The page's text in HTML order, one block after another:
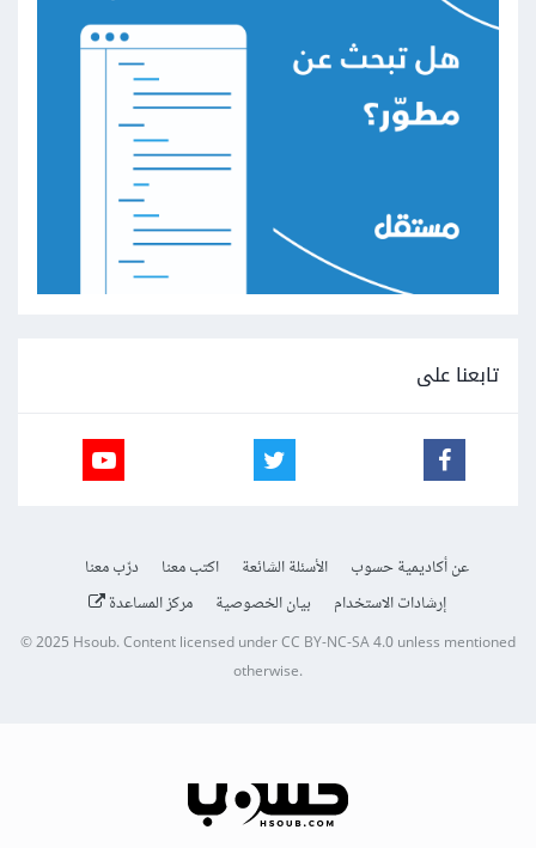
تابعنا على
عن أكاديمية حسوب الأسئلة الشائعة اكتب معنا
درّب معنا
إرشادات الاستخدام
بيان الخصوصية مركز المساعدة
© 2025Hsoub.Content licensed underCC BY-NC-SA 4.0unless mentioned
otherwise.